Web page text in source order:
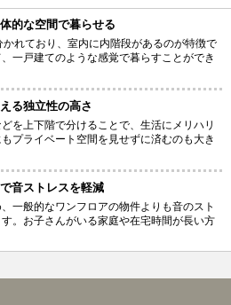
的な空間で暮らせる
れており、室内に内階段があるのが特徴で
一戸建てのような感覚で暮らすことができ
る独立性の高さ
を上下階で分けることで、生活にメリハリ
プライベート空間を見せずに済むのも大き
音ストレスを軽減
一般的なワンフロアの物件よりも音のスト
。お子さんがいる家庭や在宅時間が長い方